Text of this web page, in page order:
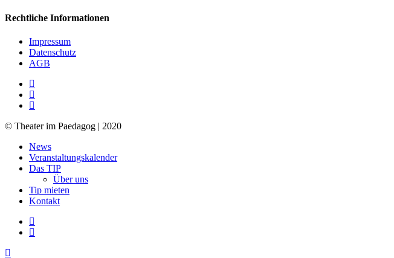
Rechtliche Informationen
Impressum
Datenschutz
AGB
facebook
youtube
RSS
© Theater im Paedagog | 2020
Close
Menu
News
Veranstaltungskalender
Das TIP
Über uns
Tip mieten
Kontakt
facebook
youtube